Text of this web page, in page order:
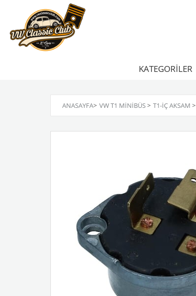
KATEGORİLER
ANASAYFA> VW T1 MINIBÜS> T1-İÇ AKSAM >